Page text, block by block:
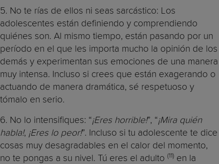
5. No te rías de ellos ni seas sarcástico: Los
adolescentes están definiendo y comprendiendo
quiénes son. Al mismo tiempo, están pasando por un
período en el que les importa mucho la opinión de los
demás y experimentan sus emociones de una manera
muy intensa. Incluso si crees que están exagerando o
actuando de manera dramática, sé respetuoso y
tómalo en serio.
6. No lo intensifiques: “¡Eres horrible!”, “¡Mira quién
habla!, ¡Eres lo peor!”. Incluso si tu adolescente te dice
cosas muy desagradables en el calor del momento,
no te pongas a su nivel. Tú eres el adulto (11) en la